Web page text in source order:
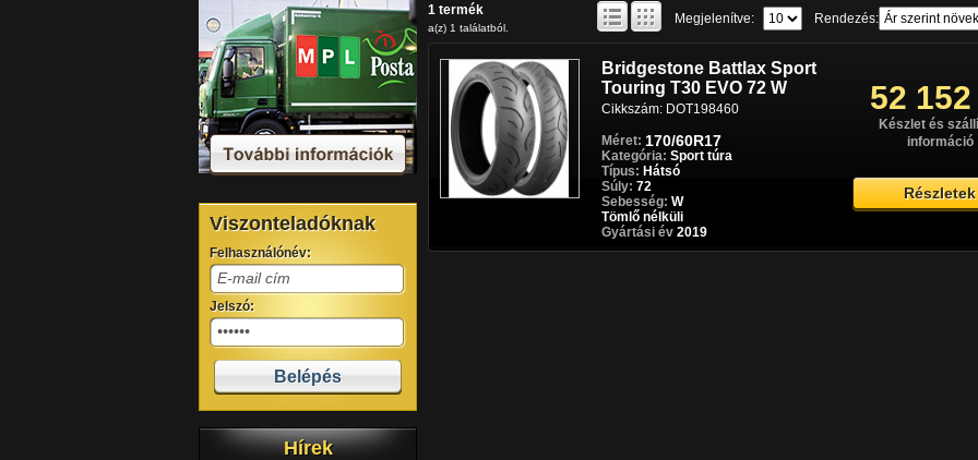
Bridgestone Battlax
Hypersport S21 Páros akció
Cikkszám: Paros0726
Méret: 120/70R17+190/50R17
Típus: Első/Hátsó
Súly:58/73
Sebesség:W
Tömlő nélküli
8442+8447
3 éven belüli frissen gyártott gumi
Páros akció
93
Külső raktáron >
5-6
1 termék
a(z) 1 találatból.
Megjelenítve: Rendezés:
Bridgestone Battlax Sport
Touring T30 EVO 72 W
Cikkszám: DOT198460
Méret: 170/60R17
Kategória: Sport túra
Típus: Hátsó
Súly: 72
Sebesség: W
Tömlő nélküli
Gyártási év 2019
52
Készlet és
információ
Részletek
Viszonteladóknak
Felhasználónév:
Jelszó:
Hírek